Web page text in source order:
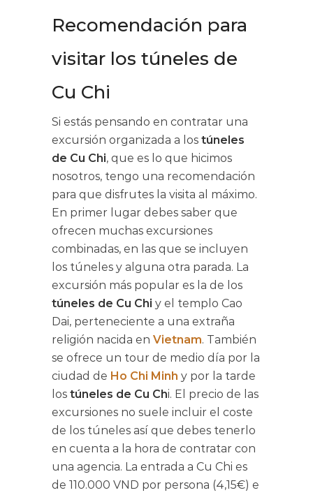
Recomendación para
visitar los túneles de
Cu Chi
Si estás pensando en contratar una
excursión organizada a los túneles
de Cu Chi, que es lo que hicimos
nosotros, tengo una recomendación
para que disfrutes la visita al máximo.
En primer lugar debes saber que
ofrecen muchas excursiones
combinadas, en las que se incluyen
los túneles y alguna otra parada. La
excursión más popular es la de los
túneles de Cu Chi y el templo Cao
Dai, perteneciente a una extraña
religión nacida en Vietnam. También
se ofrece un tour de medio día por la
ciudad de Ho Chi Minh y por la tarde
los túneles de Cu Chi. El precio de las
excursiones no suele incluir el coste
de los túneles así que debes tenerlo
en cuenta a la hora de contratar con
una agencia. La entrada a Cu Chi es
de 110.000 VND por persona (4,15€) e